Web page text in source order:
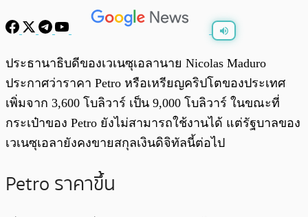
พร้อมเล่น
ประธานาธิบดีของเวเนซุเอลานาย Nicolas Maduro
ประกาศว่าราคา Petro หรือเหรียญคริปโตของประเทศ
เพิ่มจาก 3,600 โบลิวาร์ เป็น 9,000 โบลิวาร์ ในขณะที่
กระเป๋าของ Petro ยังไม่สามารถใช้งานได้ แต่รัฐบาลของ
เวเนซุเอลายังคงขายสกุลเงินดิจิทัลนี้ต่อไป
Petro ราคาขึ้น